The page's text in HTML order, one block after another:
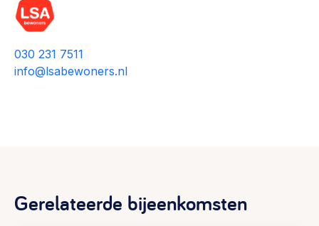
030 231 7511
info@lsabewoners.nl
Gerelateerde bijeenkomsten